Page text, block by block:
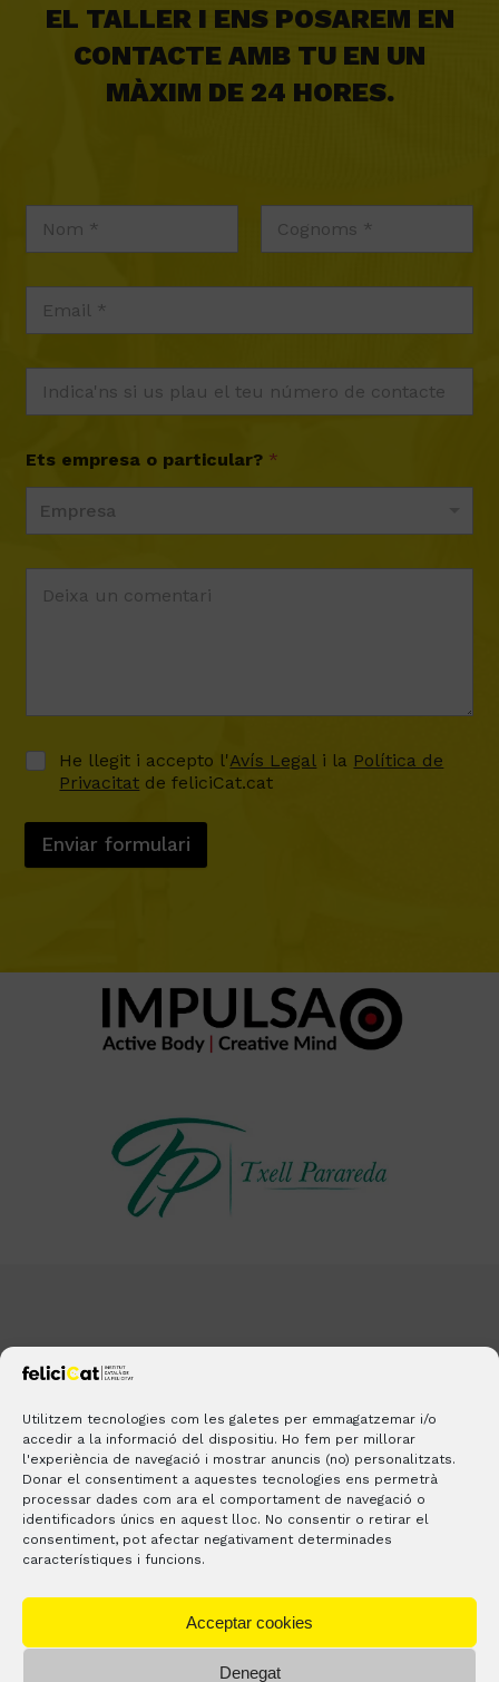
Utilitzem tecnologies com les galetes per emmagatzemar i/o
accedir a la informació del dispositiu. Ho fem per millorar
l'experiència de navegació i mostrar anuncis (no) personalitzats.
Donar el consentiment a aquestes tecnologies ens permetrà
processar dades com ara el comportament de navegació o
identificadors únics en aquest lloc. No consentir o retirar el
consentiment, pot afectar negativament determinades
característiques i funcions.
Acceptar cookies
Denegat
SOL·LICITA INFORMACIÓ SOBRE
EL TALLER I ENS POSAREM EN
CONTACTE AMB TU EN UN
Ets empresa o particular?
Empresa
Privacitatde feliciCat.cat
(+34) 637 444 571
hola@felicicat.cat
YouTubeInstagram
Pinterest
CONTACTE ON ESTEM?